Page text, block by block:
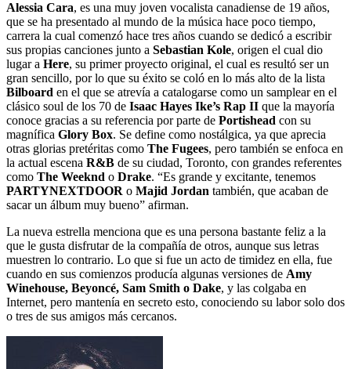
Alessia Cara, es una muy joven vocalista canadiense de 19 años,
que se ha presentado al mundo de la música hace poco tiempo,
carrera la cual comenzó hace tres años cuando se dedicó a escribir
sus propias canciones junto a Sebastian Kole, origen el cual dio
lugar a Here, su primer proyecto original, el cual es resultó ser un
gran sencillo, por lo que su éxito se coló en lo más alto de la lista
Bilboard en el que se atrevía a catalogarse como un samplear en el
clásico soul de los 70 de Isaac Hayes Ike’s Rap II que la mayoría
conoce gracias a su referencia por parte de Portishead con su
magnífica Glory Box. Se define como nostálgica, ya que aprecia
otras glorias pretéritas como The Fugees, pero también se enfoca en
la actual escena R&B de su ciudad, Toronto, con grandes referentes
como The Weeknd o Drake. “Es grande y excitante, tenemos
PARTYNEXTDOOR o Majid Jordan también, que acaban de
sacar un álbum muy bueno” afirman.
La nueva estrella menciona que es una persona bastante feliz a la
que le gusta disfrutar de la compañía de otros, aunque sus letras
muestren lo contrario. Lo que si fue un acto de timidez en ella, fue
cuando en sus comienzos producía algunas versiones de Amy
Winehouse, Beyoncé, Sam Smith o Dake, y las colgaba en
Internet, pero mantenía en secreto esto, conociendo su labor solo dos
o tres de sus amigos más cercanos.